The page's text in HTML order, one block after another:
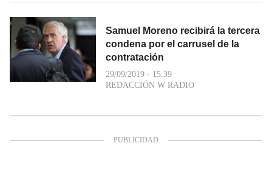
Samuel Moreno recibirá la tercera
condena por el carrusel de la
contratación
29/09/2019 - 15:39
REDACCIÓN W RADIO